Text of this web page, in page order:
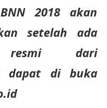
2018 akan
setelah ada
resmi dari
dapat di buka